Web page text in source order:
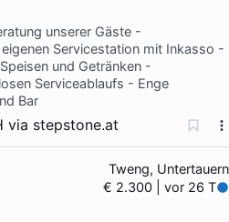
unserer Gäste -
Servicestation mit Inkasso -
und Getränken -
Serviceablaufs - Enge
Bar
via stepstone.at
Tweng, Untertauern
€ 2.300 | vor 26 T